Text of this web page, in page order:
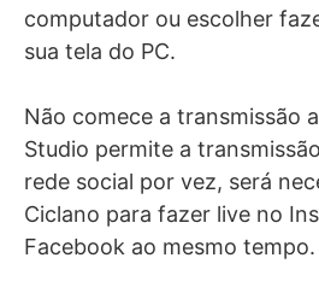
computador ou escolher
sua tela do PC.
Não comece a transmissão
Studio permite a
rede social por vez, será
Ciclano para fazer live no
Facebook ao mesmo tempo.